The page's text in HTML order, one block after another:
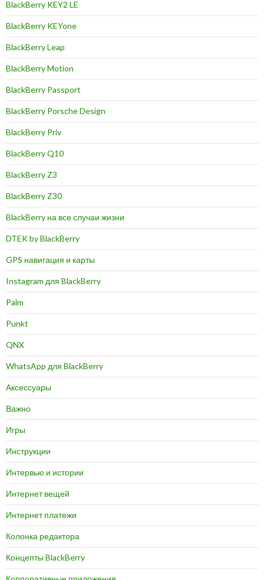
BlackBerry KEY2 LE
BlackBerry KEYone
BlackBerry Leap
BlackBerry Motion
BlackBerry Passport
BlackBerry Porsche Design
BlackBerry Priv
BlackBerry Q10
BlackBerry Z3
BlackBerry Z30
BlackBerry на все случаи жизни
DTEK by BlackBerry
GPS навигация и карты
Instagram для BlackBerry
Palm
Punkt
QNX
WhatsApp для BlackBerry
Аксессуары
Важно
Игры
Инструкции
Интервью и истории
Интернет вещей
Интернет платежи
Колонка редактора
Концепты BlackBerry